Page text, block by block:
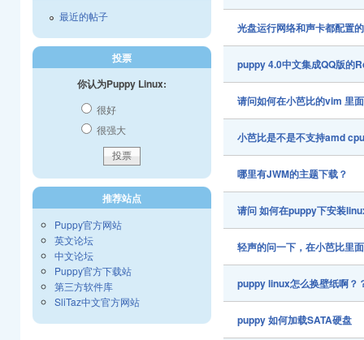
光盘运行网络和声卡都配置
puppy 4.0中文集成QQ版的
请问如何在小芭比的vim 里
小芭比是不是不支持amd
哪里有JWM的主题下载？
请问 如何在puppy下安装
轻声的问一下，在小芭比里
puppy linux怎么换壁纸啊？
puppy 如何加载SATA硬盘
最近的帖子
投票
你认为Puppy Linux:
很好
很强大
推荐站点
Puppy官方网站
英文论坛
中文论坛
Puppy官方下载站
第三方软件库
SliTaz中文官方网站